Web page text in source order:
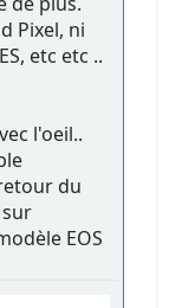
Pixel, ni
etc etc ..
l'oeil..
du
sur
EOS